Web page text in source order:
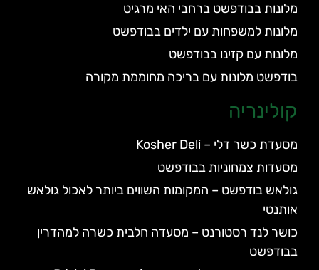
מלונות בבודפשט ברחבי האי מרגיט
מלונות למשפחות עם ילדים בבודפשט
מלונות עם קזינו בבודפשט
בודפשט מלונות עם בריכה מחוממת מקורה
קולינריה
מסעדת כשר דלי – Kosher Deli
מסעדות צמחוניות בבודפשט
גולאש בודפשט – המקומות השווים ביותר לאכול גולאש
אותנטי
כושר לנד רסטורנט – מסעדה חלבית כשרה למהדרין
בבודפשט